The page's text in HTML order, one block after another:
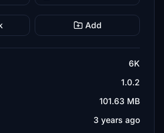
Add
6K
1.0.2
101.63 MB
3 years ago